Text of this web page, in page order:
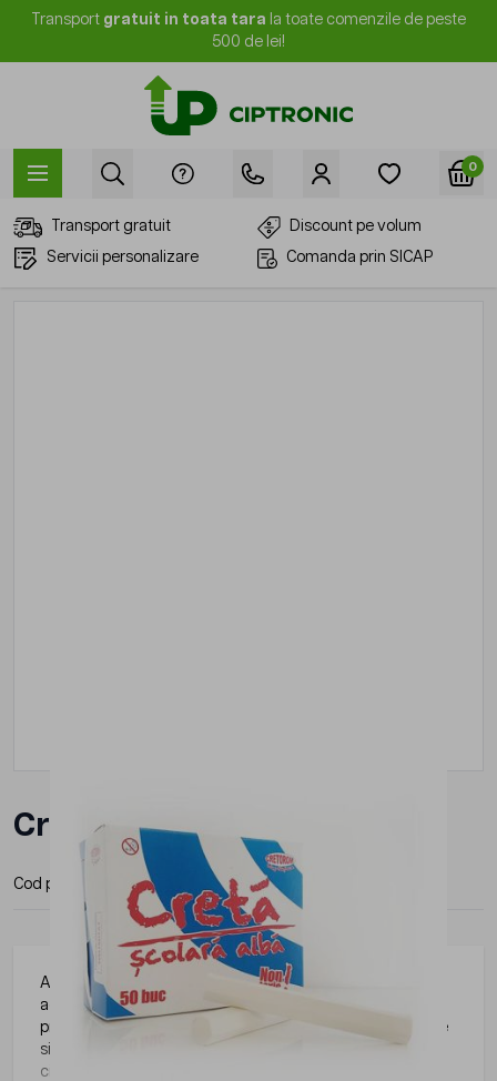
Mergi la Conținut
Transport gratuit in toata tara la toate comenzile de peste
500 de lei!
0
Transport gratuit
Discount pe volum
Servicii personalizare
Comanda prin SICAP
Creta alba 50/cutie
Cod produs: CRTAB50
Articolele de papetarie pot fi integrate cu usurinta in
activitatile zilnice din birouri, scoli, institutii sau alte medii
profesionale, fiind utile pentru organizare, scriere, arhivare
si alte activitati administrative. Gama disponibila pe
ciptronic.ro include produse practice si usor de utilizat,